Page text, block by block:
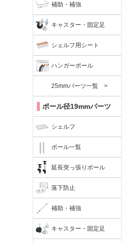
補助・補強
キャスター・固定足
シェルフ用シート
ハンガーポール
25mmパーツ一覧 >
ポール径19mmパーツ
シェルフ
ポール一覧
延長突っ張りポール
落下防止
補助・補強
キャスター・固定足